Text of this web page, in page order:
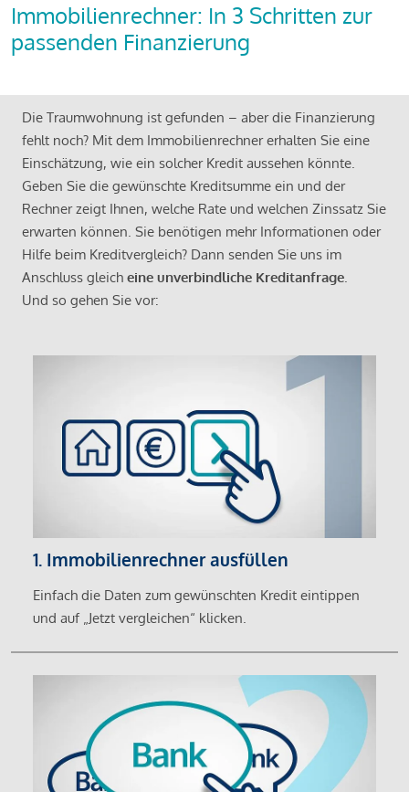
Immobilienrechner: In 3 Schritten zur
passenden Finanzierung
Die Traumwohnung ist gefunden – aber die Finanzierung
fehlt noch? Mit dem Immobilienrechner erhalten Sie eine
Einschätzung, wie ein solcher Kredit aussehen könnte.
Geben Sie die gewünschte Kreditsumme ein und der
Rechner zeigt Ihnen, welche Rate und welchen Zinssatz Sie
erwarten können. Sie benötigen mehr Informationen oder
Hilfe beim Kreditvergleich? Dann senden Sie uns im
Anschluss gleich eine unverbindliche Kreditanfrage.
Und so gehen Sie vor:
1. Immobilienrechner ausfüllen
Einfach die Daten zum gewünschten Kredit eintippen
und auf „Jetzt vergleichen“ klicken.